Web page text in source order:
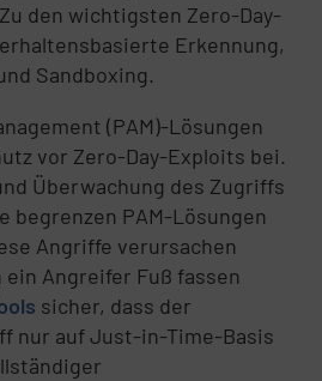
den wichtigsten Zero-Day-
Erkennung,
Sandboxing.
(PAM)-Lösungen
vor Zero-Day-Exploits bei.
Überwachung des Zugriffs
begrenzen PAM-Lösungen
Angriffe verursachen
Angreifer Fuß fassen
sicher, dass der
nur auf Just-in-Time-Basis